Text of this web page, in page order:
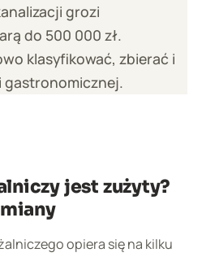
grozi
do 500 000 zł.
klasyfikować, zbierać i
gastronomicznej.
jest zużyty?
opiera się na kilku